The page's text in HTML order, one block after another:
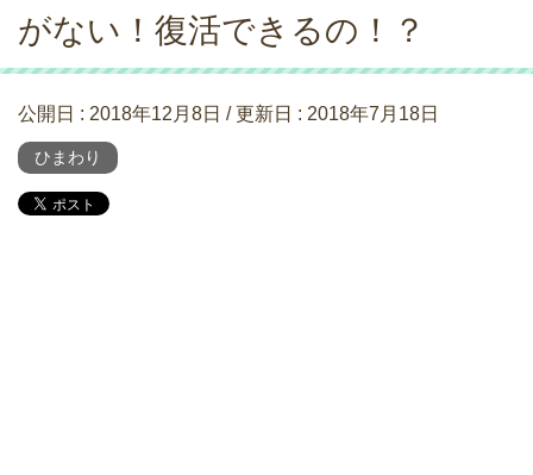
がない！復活できるの！？
公開日 : 2018年12月8日 / 更新日 : 2018年7月18日
ひまわり